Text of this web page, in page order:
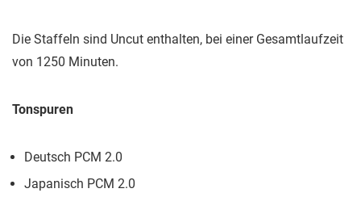
Die Staffeln sind Uncut enthalten, bei einer Gesamtlaufzeit
von 1250 Minuten.
Tonspuren
Deutsch PCM 2.0
Japanisch PCM 2.0